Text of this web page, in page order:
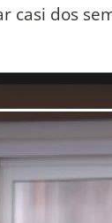
dos